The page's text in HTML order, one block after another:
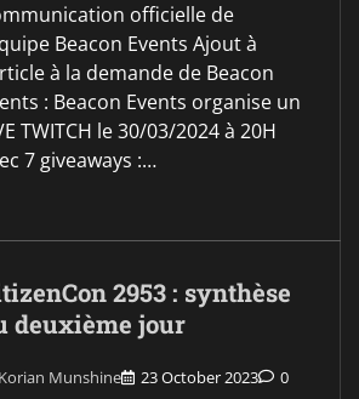
officielle de
Beacon Events Ajout à
à la demande de Beacon
: Beacon Events organise un
TWITCH le 30/03/2024 à 20H
7 giveaways :…
2953 : synthèse
deuxième jour
Korian Munshine 23 October 2023 0